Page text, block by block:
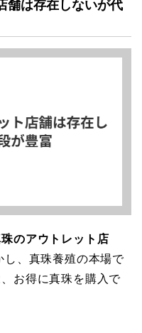
舗は存在しないが代
のアウトレット店
し、真珠養殖の本場で
お得に真珠を購入で